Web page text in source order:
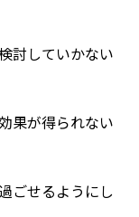
討していかない
果が得られない
ごせるようにし